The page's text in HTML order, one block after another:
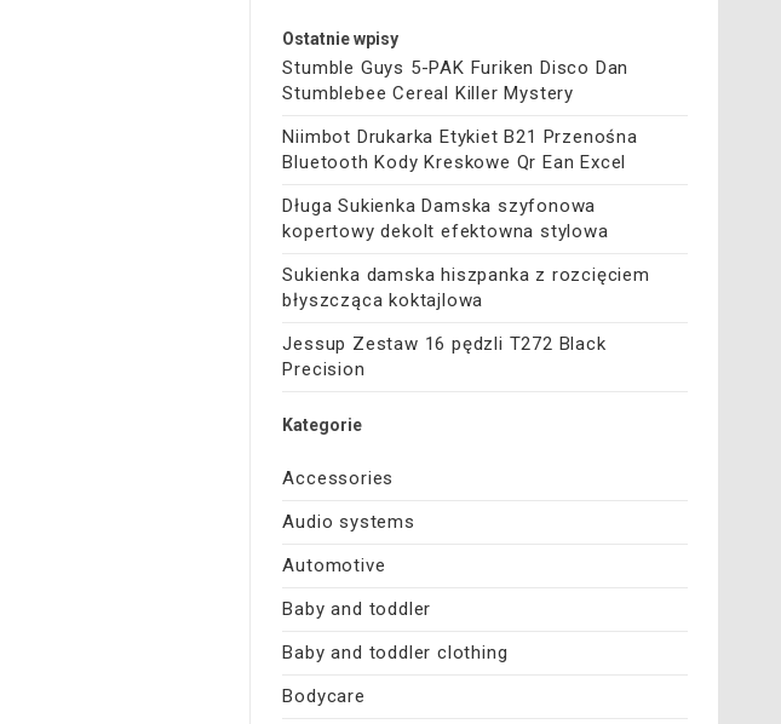
Ostatnie wpisy
Stumble Guys 5-PAK Furiken Disco Dan
Stumblebee Cereal Killer Mystery
Niimbot Drukarka Etykiet B21 Przenośna
Bluetooth Kody Kreskowe Qr Ean Excel
Długa Sukienka Damska szyfonowa
kopertowy dekolt efektowna stylowa
Sukienka damska hiszpanka z rozcięciem
błyszcząca koktajlowa
Jessup Zestaw 16 pędzli T272 Black
Precision
Kategorie
Accessories
Audio systems
Automotive
Baby and toddler
Baby and toddler clothing
Bodycare